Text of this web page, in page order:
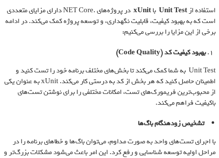
استفاده ازUnit TestباxUnit
در پروژه‌های .NET Core دارای مزایای متعددی
است که به بهبود کیفیت، قابلیت نگهداری، و توسعه پروژه کمک می‌کند. در ادامه
برخی از این مزایا را بررسی می‌کنیم:
بهبود کیفیت کد(Code Quality)
Unit Test به شما کمک می‌کند تا بخش‌های مختلف برنامه خود را تست کنید و
اطمینان حاصل کنید که هر بخش از کد به درستی کار می‌کند. xUnit به عنوان یکی
از محبوب‌ترین فریمورک‌های تست، امکانات مختلفی را برای نوشتن تست‌های
باکیفیت فراهم می‌کند.
تشخیص زودهنگام باگ‌ها
با اجرای تست‌های واحد به صورت مداوم، می‌توان باگ‌ها و خطاهای برنامه را در
مراحل اولیه توسعه شناسایی و رفع کرد. این امر باعث می‌شود مشکلات بزرگ‌تر و